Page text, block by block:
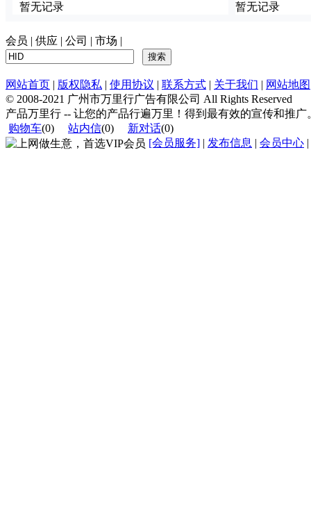
暂无记录
暂无记录
会员 | 供应 | 公司 | 市场 |
网站首页 | 版权隐私 | 使用协议 | 联系方式 | 关于我们 | 网站地图
© 2008-2021 广州市万里行广告有限公司 All Rights Reserved
产品万里行 -- 让您的产品行遍万里！得到最有效的宣传和推
购物车(0) 站内信(0) 新对话(0)
[会员服务] | 发布信息 | 会员中心 |